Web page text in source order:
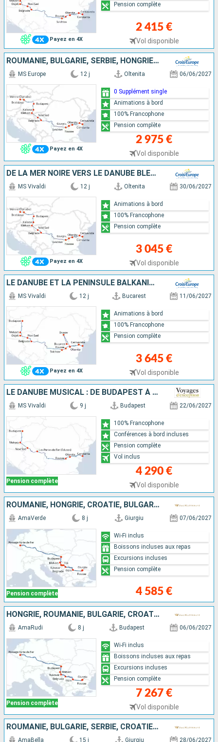
Payez en 4X
2 415 €
Vol disponible
Pension complète
ROUMANIE, BULGARIE, SERBIE, HONGRIE, SLOVAQUIE, AUTRICHE
Payez en 4X
MS Europe 12 j Oltenita 06/06/2027
2 975 €
Vol disponible
0 Supplément single
Animations à bord
100% Francophone
Pension complète
DE LA MER NOIRE VERS LE DANUBE BLEU - DE BUCAREST À VIENNE
Payez en 4X
MS Vivaldi 12 j Oltenita 30/06/2027
3 045 €
Vol disponible
Animations à bord
100% Francophone
Pension complète
LE DANUBE ET LA PÉNINSULE BALKANIQUE - DE BUCAREST À BUDAPEST
Payez en 4X
MS Vivaldi 12 j Bucarest 11/06/2027
3 645 €
Vol disponible
Animations à bord
100% Francophone
Pension complète
LE DANUBE MUSICAL : DE BUDAPEST À LA MER NOIRE
Pension complète
MS Vivaldi 9 j Budapest 22/06/2027
4 290 €
Vol disponible
100% Francophone
Conférences à bord incluses
Pension complète
Vol inclus
ROUMANIE, HONGRIE, CROATIE, BULGARIE, SERBIE
Pension complète
AmaVerde 8 j Giurgiu 07/06/2027
4 585 €
Wi-Fi inclus
Boissons incluses aux repas
Excursions incluses
Pension complète
HONGRIE, ROUMANIE, BULGARIE, CROATIE, SERBIE
Pension complète
AmaRudi 8 j Budapest 06/06/2027
7 267 €
Vol disponible
Wi-Fi inclus
Boissons incluses aux repas
Excursions incluses
Pension complète
ROUMANIE, BULGARIE, SERBIE, CROATIE, HONGRIE, SLOVAQUIE, AUTRICHE, ALLEMAGNE
AmaBella 15 j Giurgiu 28/06/2027